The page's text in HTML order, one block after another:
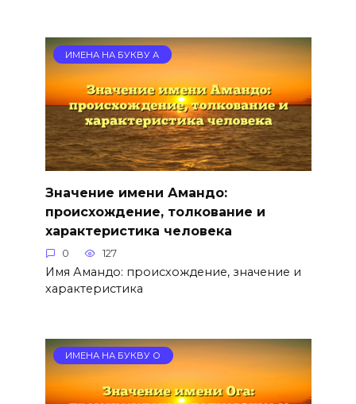
ИМЕНА НА БУКВУ А
Значение имени Амандо:
происхождение, толкование и
характеристика человека
0 127
Имя Амандо: происхождение, значение и
характеристика
ИМЕНА НА БУКВУ О